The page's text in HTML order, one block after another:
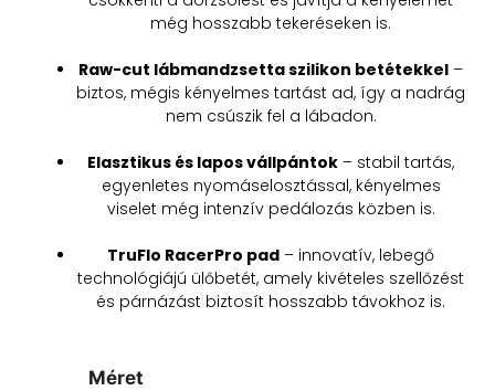
még hosszabb tekeréseken is.
Raw-cut lábmandzsetta szilikon betétekkel –
biztos, mégis kényelmes tartást ad, így a nadrág
nem csúszik fel a lábadon.
Elasztikus és lapos vállpántok – stabil tartás,
egyenletes nyomáselosztással, kényelmes
viselet még intenzív pedálozás közben is.
TruFlo RacerPro pad – innovatív, lebegő
technológiájú ülőbetét, amely kivételes szellőzést
és párnázást biztosít hosszabb távokhoz is.
Méret